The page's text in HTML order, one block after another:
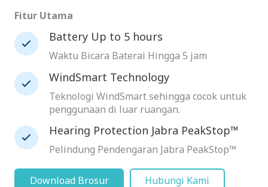
Fitur Utama
Battery Up to 5 hours
Waktu Bicara Baterai Hingga 5 jam
WindSmart Technology
Teknologi WindSmart sehingga cocok untuk
penggunaan di luar ruangan.
Hearing Protection Jabra PeakStop™
Pelindung Pendengaran Jabra PeakStop™
Download Brosur Hubungi Kami